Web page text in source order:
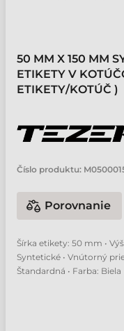
50 MM X 150 MM
ETIKETY V
ETIKETY/KOTÚČ )
Číslo produktu:
Porovnanie
Šírka etikety: 50 mm •
Syntetické • Vnútorný
Štandardná • Farba: Biela